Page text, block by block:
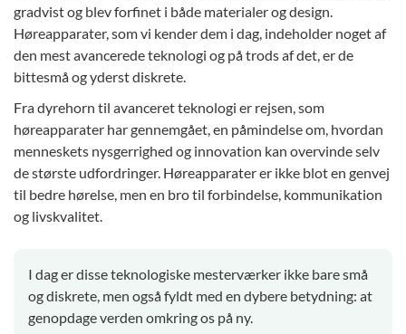
gradvist og blev forfinet i både materialer og design.
Høreapparater, som vi kender dem i dag, indeholder noget af
den mest avancerede teknologi og på trods af det, er de
bittesmå og yderst diskrete.
Fra dyrehorn til avanceret teknologi er rejsen, som
høreapparater har gennemgået, en påmindelse om, hvordan
menneskets nysgerrighed og innovation kan overvinde selv
de største udfordringer. Høreapparater er ikke blot en genvej
til bedre hørelse, men en bro til forbindelse, kommunikation
og livskvalitet.
I dag er disse teknologiske mesterværker ikke bare små
og diskrete, men også fyldt med en dybere betydning: at
genopdage verden omkring os på ny.